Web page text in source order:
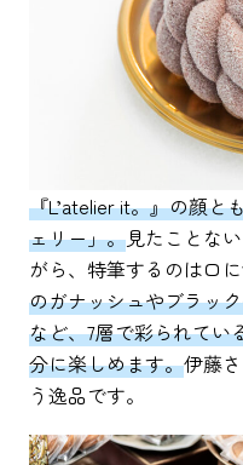
『L’atelier it。』の顔と
ェリー」。見たことな
がら、特筆するのは口
のガナッシュやブラッ
など、7層で彩られてい
分に楽しめます。伊藤
う逸品です。